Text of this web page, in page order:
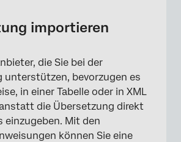
importieren
die Sie bei der
unterstützen, bevorzugen es
in einer Tabelle oder in XML
die Übersetzung direkt
einzugeben. Mit den
können Sie eine